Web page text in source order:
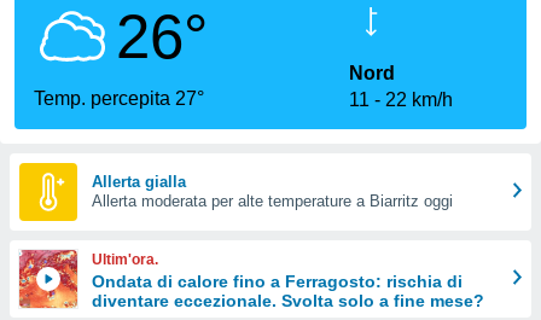
per
le
di
Web
le
26°
Temp. percepita 27°
Nord
11
22 km/h
Allerta gialla
Allerta moderata per alte temperature a Biarritz oggi
Ultim'ora.
Ondata di calore fino a Ferragosto: rischia di
diventare eccezionale. Svolta solo a fine mese?